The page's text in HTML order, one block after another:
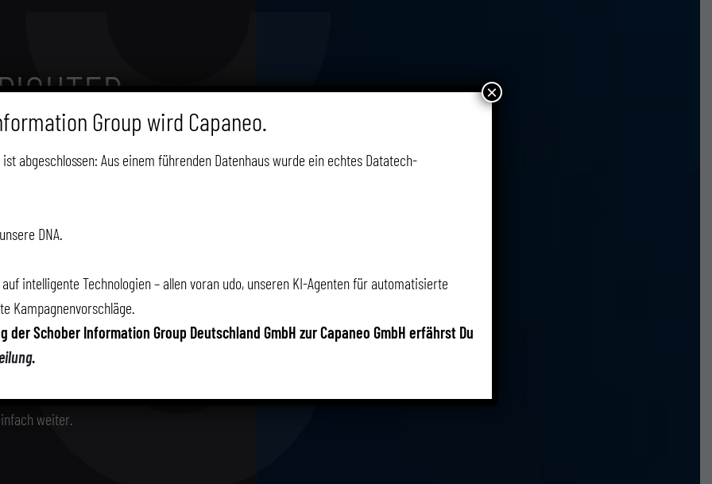
(ehemals Schober
oder Marketing-
zu
Verkaufen braucht
nötig: eine vierstufige
aufeinander aufbauen.
und Kunden auch
diese „Treppe“ zu
weiter.
Group wird Capaneo.
abgeschlossen: Aus einem führenden Datenhaus wurde ein echtes Datatech-
DNA.
intelligente Technologien – allen voran udo, unseren KI-Agenten für automatisierte
Kampagnenvorschläge.
der Schober Information Group Deutschland GmbH zur Capaneo GmbH erfährst Du
.
×